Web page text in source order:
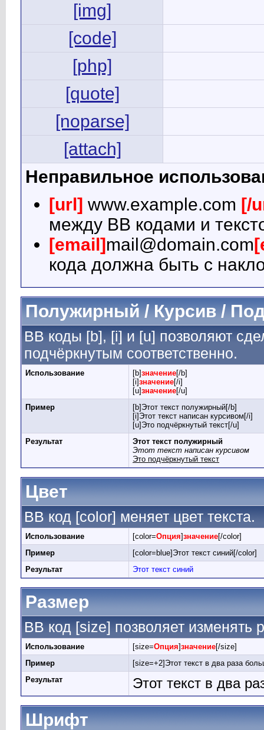
[img]
[code]
[php]
[quote]
[noparse]
[attach]
Неправильное
[url] www.example.com [/
между BB кодами и
[email] mail@domain.com
кода должна быть с
Полужирный / Курсив /
BB коды [b], [i] и [u] позволяют
подчёркнутым соответственно.
Использование [b]значение[/b]
[i]значение[/i]
[u]значение[/u]
Пример
[b]Этот текст полужирный[/b]
[i]Этот текст написан курсивом[/i]
[u]Это подчёркнутый текст[/u]
Результат
Этот текст полужирный
Этот текст написан курсивом
Это подчёркнутый текст
Цвет
BB код [color] меняет цвет текста.
Использование [color=Опция]значение[/color]
Пример
[color=blue]Этот текст синий[/color]
Результат
Этот текст синий
Размер
BB код [size] позволяет изменять
Использование [size=Опция]значение[/size]
Пример
[size=+2]Этот текст в два раза
Результат
Этот текст в два
Шрифт